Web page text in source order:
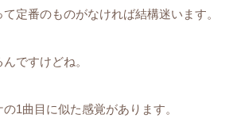
て定番のものがなければ結構迷います。
ですけどね。
1曲目に似た感覚があります。